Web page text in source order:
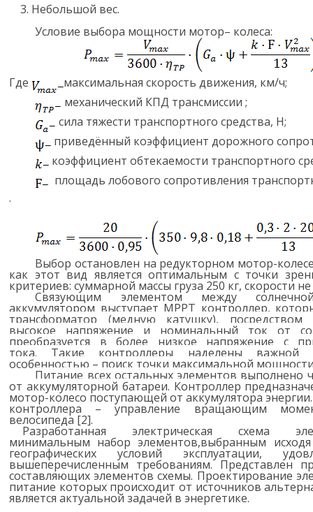
Небольшой вес.
Условие выбора мощности мотор– колеса:
Где
максимальная скорость движения, км/ч;
механический КПД трансмиссии ;
сила тяжести транспортного средства, Н;
приведённый коэффициент дорожного
коэффициент обтекаемости транспортного
площадь лобового сопротивления
.
Выбор остановлен на редукторном мотор-
как этот вид является оптимальным с точки
критериев: суммарной массы груза 250 кг, скорости
Связующим элементом между
аккумулятором выступает МРРТ контроллер,
трансформатор (медную катушку), посредством
высокое напряжение и номинальный ток от
преобразуется в более низкое напряжение с
тока. Такие контроллеры наделены важной
особенностью – поиск точки максимальной
Питание всех остальных элементов выполнено
от аккумуляторной батареи. Контроллер
мотор-колесо поступающей от аккумулятора
контроллера – управление вращающим
велосипеда [2].
Разработанная электрическая схема
минимальным набор элементов,выбранным
географических условий эксплуатации,
вышеперечисленным требованиям. Представлен
составляющих элементов схемы. Проектирование
питание которых происходит от источников
является актуальной задачей в энергетике.